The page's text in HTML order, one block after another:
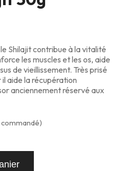
actuel
:
€.
Shilajit contribue à la vitalité
les muscles et les os, aide
de vieillissement. Très prisé
aide la récupération
anciennement réservé aux